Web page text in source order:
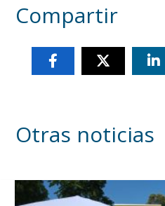
Compartir
Otras noticias